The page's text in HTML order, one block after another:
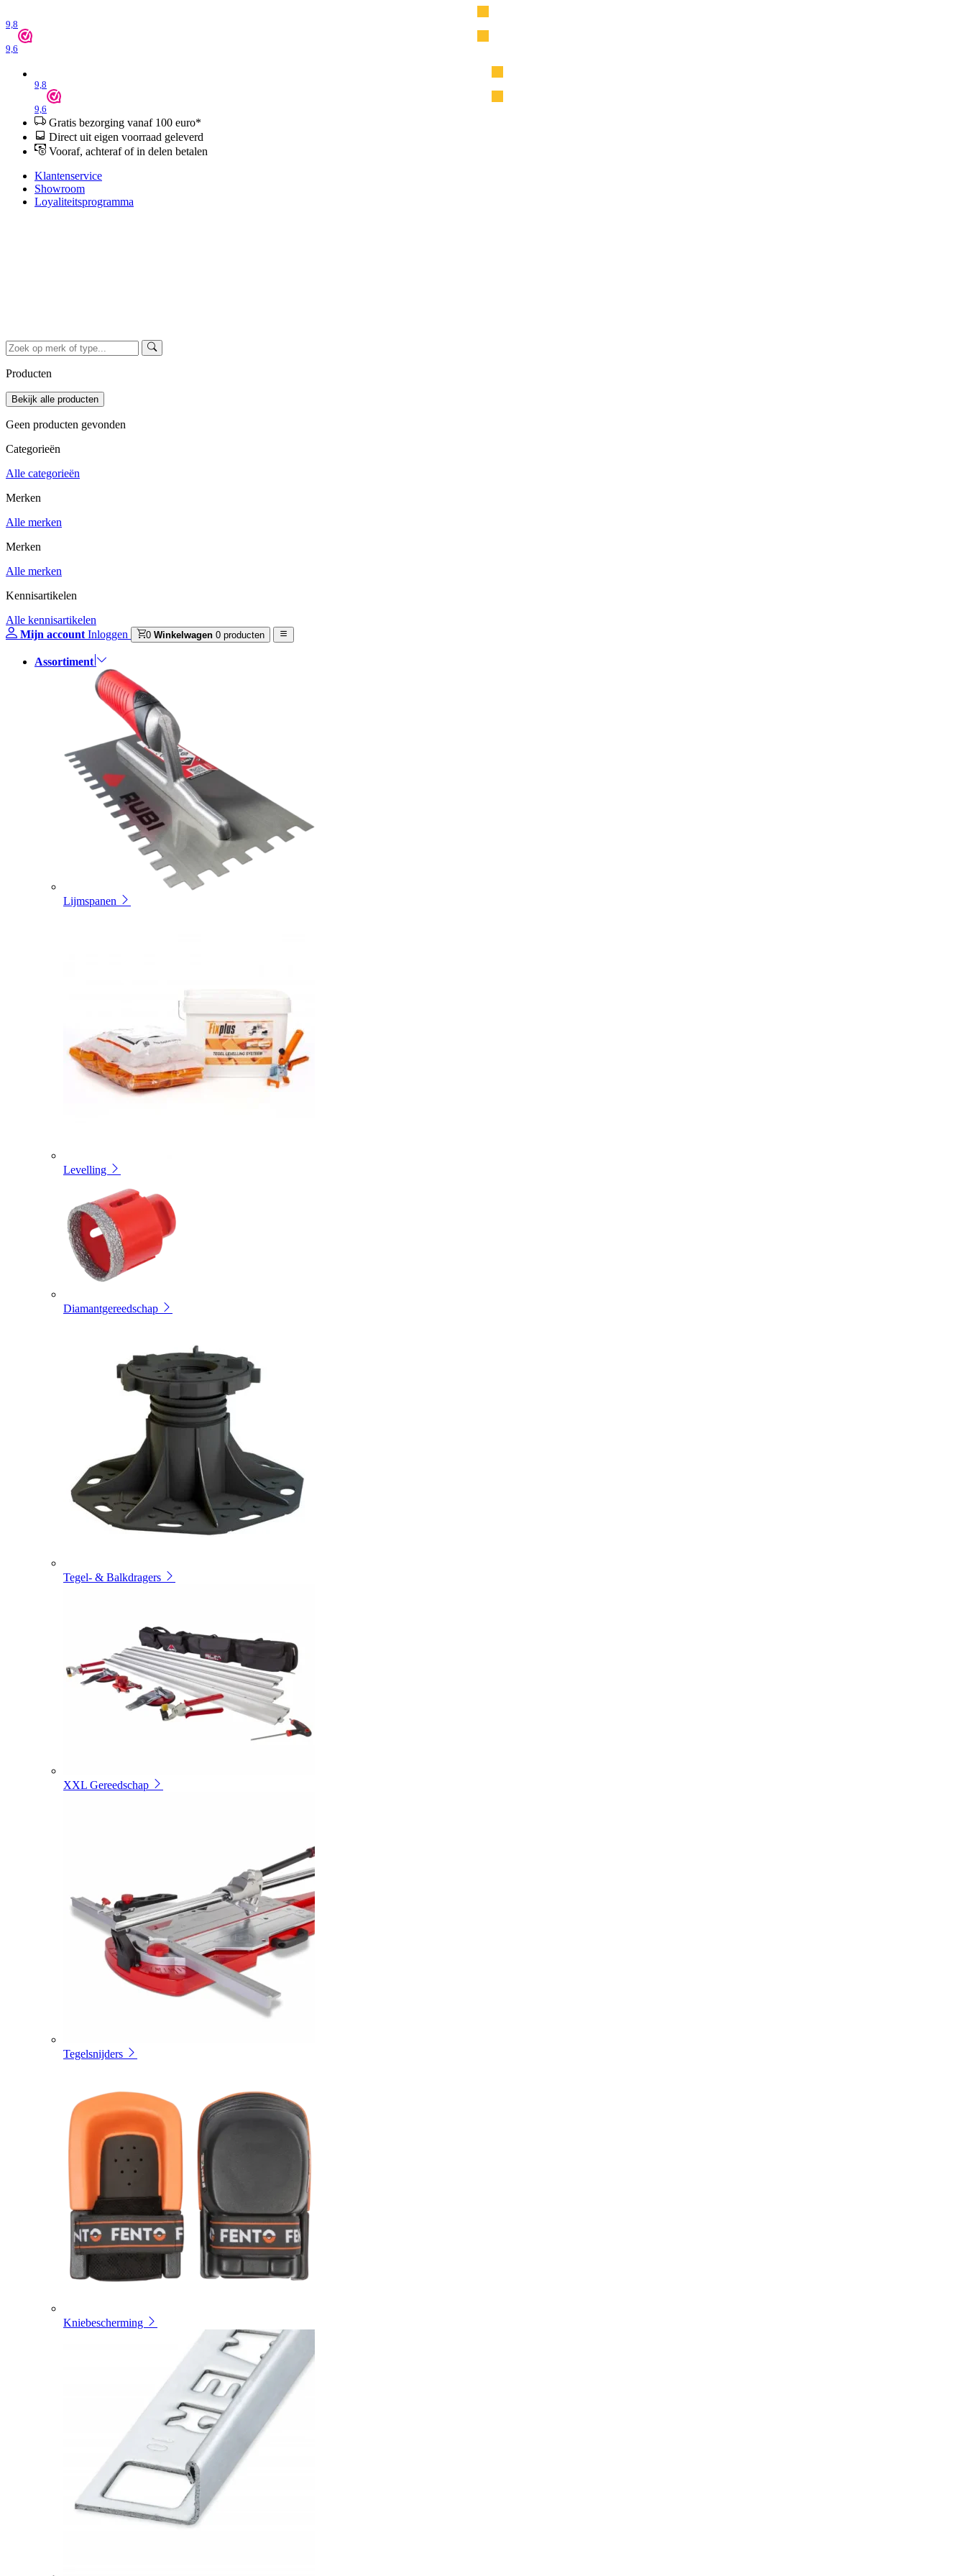
9,8
9,6
9,8
9,6
Gratis bezorging vanaf 100 euro*
Direct uit eigen voorraad geleverd
Vooraf, achteraf of in delen betalen
Klantenservice
Showroom
Loyaliteitsprogramma
Producten
Geen producten gevonden
Categorieën
Alle categorieën
Merken
Alle merken
Merken
Alle merken
Kennisartikelen
Alle kennisartikelen
Mijn account Inloggen 0 Winkelwagen 0 producten
Assortiment
Lijmspanen
Levelling
Diamantgereedschap
Tegel- & Balkdragers
XXL Gereedschap
Tegelsnijders
Kniebescherming